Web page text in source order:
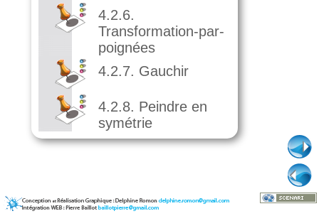
4.2.6.
Transformation-par-
poignées
4.2.7. Gauchir
4.2.8. Peindre en
symétrie